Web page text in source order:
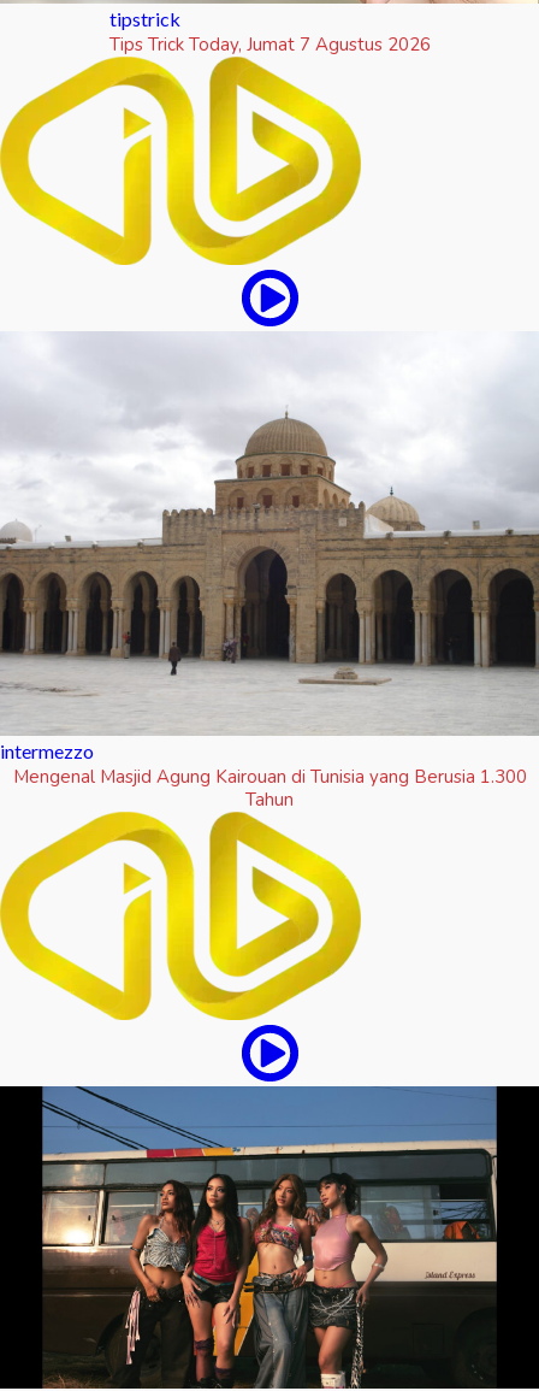
tipstrick
Tips Trick Today, Jumat 7 Agustus 2026
intermezzo
Mengenal Masjid Agung Kairouan di Tunisia yang Berusia 1.300
Tahun